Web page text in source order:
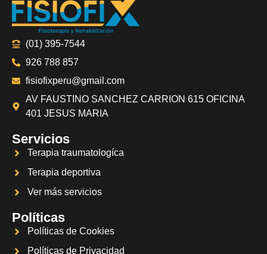
(01) 395-7544
926 788 857
fisiofixperu@gmail.com
AV FAUSTINO SANCHEZ CARRION 615 OFICINA
401 JESUS MARIA
Servicios
Terapia traumatologíca
Terapia deportiva
Ver más servicios
Políticas
Políticas de Cookies
Políticas de Privacidad